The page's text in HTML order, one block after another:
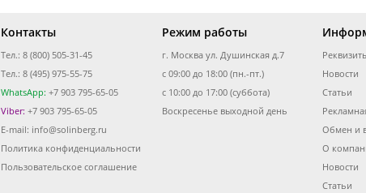
Гель лак для ногтей 10 мл.
Elpaza Charm 083 Арбуз
выравнивающая 10 мл.
Контакты
Тел.: 8 (800) 505-31-45
Тел.: 8 (495) 975-55-75
WhatsApp: +7 903 795-65-05
Viber: +7 903 795-65-05
E-mail: info@solinberg.ru
Политика конфиденциальности
Пользовательское соглашение
Режим работы
г. Москва ул. Душинская д.7
с 09:00 до 18:00 (пн.-пт.)
с 10:00 до 17:00 (суббота)
Воскресенье выходной день
Новости
Статьи
Обмен и
О
Новости
Статьи